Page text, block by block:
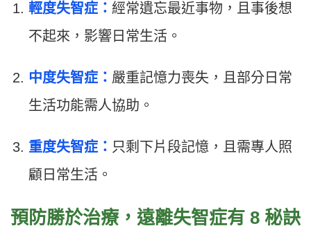
輕度失智症： 經常遺忘最近事物，且事後想
不起來，影響日常生活。
中度失智症： 嚴重記憶力喪失，且部分日常
生活功能需人協助。
重度失智症： 只剩下片段記憶，且需專人照
顧日常生活。
預防勝於治療，遠離失智症有 8 秘訣